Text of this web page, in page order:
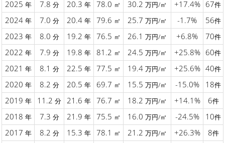
2025 年 7.8 分 20.3 年 78.0 ㎡ 30.2 万円/㎡ +17.4% 67件
2024 年 7.0 分 20.4 年 79.6 ㎡ 25.7 万円/㎡ -1.7% 56件
2023 年 8.0 分 19.2 年 76.5 ㎡ 26.1 万円/㎡ +6.8% 70件
2022 年 7.9 分 19.8 年 81.2 ㎡ 24.5 万円/㎡ +25.8% 60件
2021 年 8.1 分 22.5 年 77.5 ㎡ 19.4 万円/㎡ +25.6% 40件
2020 年 8.2 分 20.5 年 69.7 ㎡ 15.5 万円/㎡ -15.0% 18件
2019 年 11.2 分 21.6 年 76.7 ㎡ 18.2 万円/㎡ +14.1% 6件
2018 年 7.3 分 21.9 年 75.5 ㎡ 16.0 万円/㎡ -24.5% 10件
2017 年 8.2 分 15.3 年 78.1 ㎡ 21.2 万円/㎡ +26.3% 8件